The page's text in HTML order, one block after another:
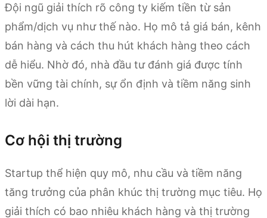
Đội ngũ giải thích rõ công ty kiếm tiền từ sản
phẩm/dịch vụ như thế nào. Họ mô tả giá bán, kênh
bán hàng và cách thu hút khách hàng theo cách
dễ hiểu. Nhờ đó, nhà đầu tư đánh giá được tính
bền vững tài chính, sự ổn định và tiềm năng sinh
lời dài hạn.
Cơ hội thị trường
Startup thể hiện quy mô, nhu cầu và tiềm năng
tăng trưởng của phân khúc thị trường mục tiêu. Họ
giải thích có bao nhiêu khách hàng và thị trường